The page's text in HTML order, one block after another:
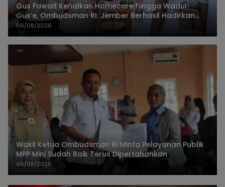
Gus Fawait Kenalkan Homecare hingga Wadul
Gus’e, Ombudsman RI: Jember Berhasil Hadirkan
Layanan Kualitas
06/08/2026
Wakil Ketua Ombudsman RI Minta Pelayanan Publik
MPP Mini Sudah Baik Terus Dipertahankan
06/08/2026